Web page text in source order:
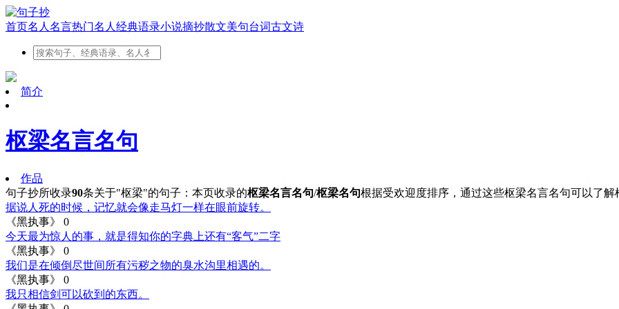
首页名人名言热门名人 经典语录小说摘抄散文美句台词古文诗
简介
枢梁名言名句
作品
句子抄所收录90条关于"枢梁"的句子： 本页收录的枢梁名言名句/枢梁名句根据受欢迎度排序，通过这些枢梁名言名句可以了解
据说人死的时候，记忆就会像走马灯一样在眼前旋转。
《黑执事》
0
今天最为惊人的事，就是得知你的字典上还有“客气”二字
《黑执事》
0
我们是在倾倒尽世间所有污秽之物的臭水沟里相遇的。
《黑执事》
0
我只相信剑可以砍到的东西。